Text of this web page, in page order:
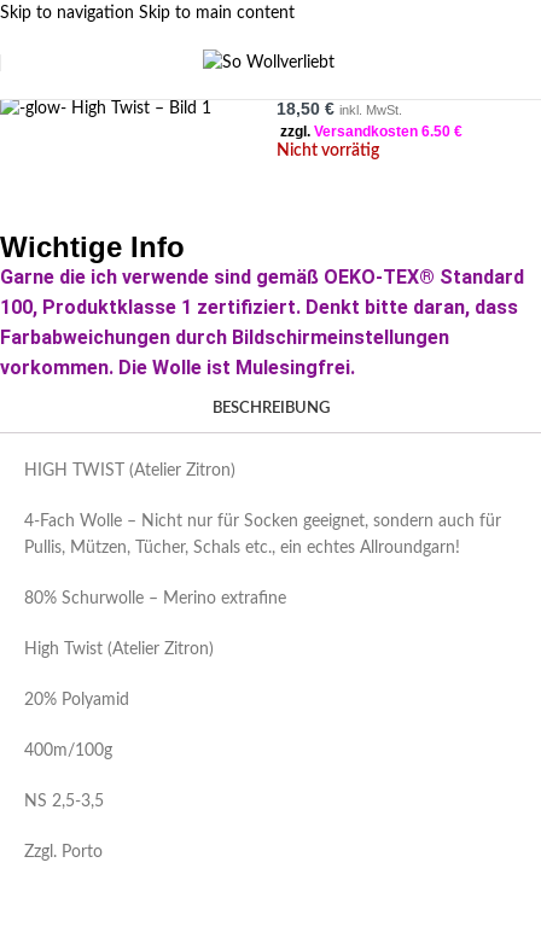
Skip to navigation Skip to main content
18,50 € inkl. MwSt.
zzgl. Versandkosten 6.50 €
Nicht vorrätig
Wichtige Info
Garne die ich verwende sind gemäß OEKO-TEX® Standard
100, Produktklasse 1 zertifiziert. Denkt bitte daran, dass
Farbabweichungen durch Bildschirmeinstellungen
vorkommen. Die Wolle ist Mulesingfrei.
BESCHREIBUNG
HIGH TWIST (Atelier Zitron)
4-Fach Wolle – Nicht nur für Socken geeignet, sondern auch für
Pullis, Mützen, Tücher, Schals etc., ein echtes Allroundgarn!
80% Schurwolle – Merino extrafine
High Twist (Atelier Zitron)
20% Polyamid
400m/100g
NS 2,5-3,5
Zzgl. Porto